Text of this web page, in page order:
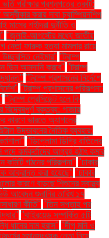
ভর্তি পরীক্ষার প্রশ্নপত্রে ত্রুটি:
করায় দাবা চ্যাম্পিয়নশিপ
মাসের শহীদরা দুর্নীতি ও
"জুলাই-আগস্টের মধ্যে জাতীয়
নেতা ফারুক হত্যা মামলার রায়ে
উচ্ছ্বসিত নেইমার" "ট্রাম্প
ডিম আমদানি করবে" "ট্রাম্প
"ট্রাম্প প্রশাসনের নির্দেশে
"ট্রাম্প প্রশাসনের পরিকল্পনা:
"ট্রাম্প প্রেসিডেন্ট হলে কি
বিদ্বেষপূর্ণ বক্তব্য: গাজায়
কারণে ভারতে অ্যাপলের
উদ্ভাবনের নৈতিক ব্যবহার:
"ডিপ্লোমা ডিগ্রি বাতিলের
পদে কর্মকর্তাদের আগ্রহ হঠাৎ কমার
কমিটি গঠনের পরিকল্পনা" "ঢাকার
আক্রান্ত করা হয়েছে" "ঢাকার
কারণে বাড়ছে শিশুদের স্বাস্থ্য
আবেদন শুনানির তারিখ ১৭
কীর্তি" "তিন সপ্তাহ পর
"থাইরয়েড সম্পর্কিত ৫টি
ধানের দাম হ্রাস" "দীপু মনি ও
সমানসংখ্যক নেতা নিয়ে